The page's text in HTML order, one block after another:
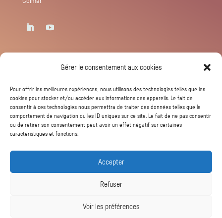
Gérer le consentement aux cookies
Pour offrir les meilleures expériences, nous utilisons des technologies telles que les
cookies pour stocker et/ou accéder aux informations des appareils. Le fait de
consentir à ces technologies nous permettra de traiter des données telles que le
comportement de navigation ou les ID uniques sur ce site. Le fait de ne pas consentir
ou de retirer son consentement peut avoir un effet négatif sur certaines
caractéristiques et fonctions.
Accepter
Refuser
Voir les préférences
Newsletter
S'abonner